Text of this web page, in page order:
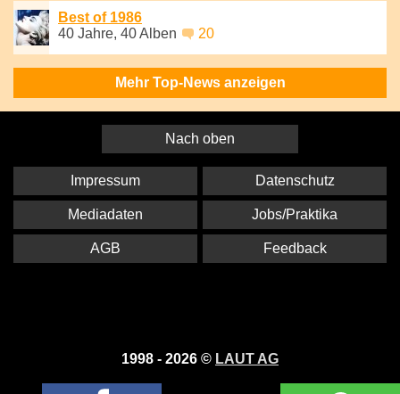
Best of 1986
40 Jahre, 40 Alben
20
Mehr Top-News anzeigen
Nach oben
1998 - 2026 © LAUT AG
Impressum Datenschutz
Mediadaten Jobs/Praktika
AGB Feedback